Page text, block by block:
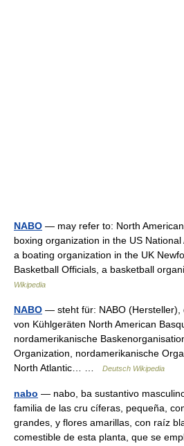
NABO — may refer to: North
boxing organization in the US National
a boating organization in the UK
Basketball Officials, a basketball
Wikipedia
NABO — steht für: NABO (Hersteller),
von Kühlgeräten North American
nordamerikanische
Organization, nordamerikanische
North Atlantic… …
Deutsch Wikipedia
nabo — nabo, ba sustantivo
familia de las cru cíferas, pequeña,
grandes, y flores amarillas, con raíz
comestible de esta planta, que se